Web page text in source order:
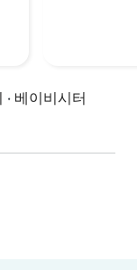
· 베이비시터